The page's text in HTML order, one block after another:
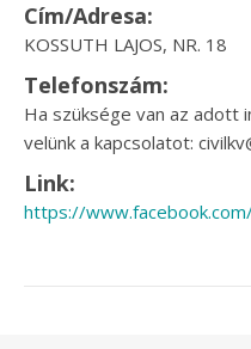
Cím/Adresa:
KOSSUTH LAJOS, NR. 18
Telefonszám:
Ha szüksége van az adott
velünk a kapcsolatot:
Link:
https://